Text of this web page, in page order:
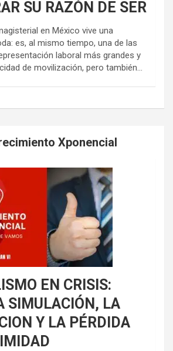
SU RAZÓN DE SER
en México vive una
es, al mismo tiempo, una de las
laboral más grandes y
de movilización, pero también...
Xponencial
EN CRISIS:
SIMULACIÓN, LA
Y LA PÉRDIDA